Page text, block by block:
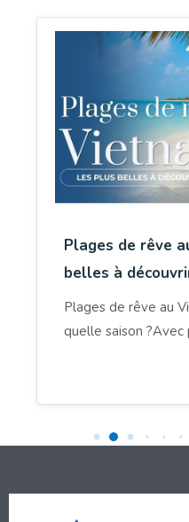
Plages de rêve
belles à
Plages de rêve au
quelle saison ?Avec